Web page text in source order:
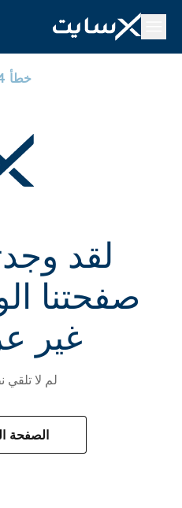
خطأ 404
لقد
صفحتنا
غير
لم لا تلقي
الصفحة